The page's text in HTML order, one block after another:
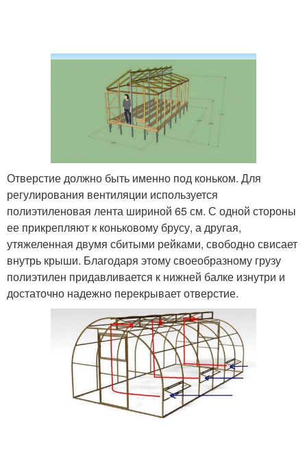
Отверстие должно быть именно под коньком. Для
регулирования вентиляции используется
полиэтиленовая лента шириной 65 см. С одной стороны
ее прикрепляют к коньковому брусу, а другая,
утяжеленная двумя сбитыми рейками, свободно свисает
внутрь крыши. Благодаря этому своеобразному грузу
полиэтилен придавливается к нижней балке изнутри и
достаточно надежно перекрывает отверстие.